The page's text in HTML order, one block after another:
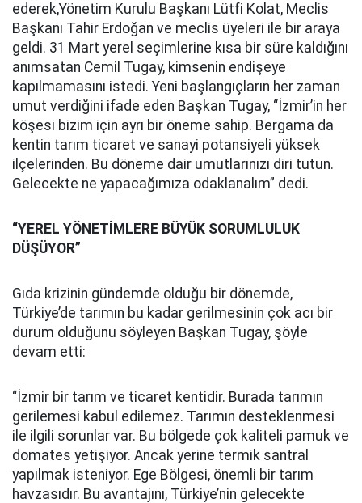
ederek,Yönetim Kurulu Başkanı Lütfi Kolat, Meclis
Başkanı Tahir Erdoğan ve meclis üyeleri ile bir araya
geldi. 31 Mart yerel seçimlerine kısa bir süre kaldığını
anımsatan Cemil Tugay, kimsenin endişeye
kapılmamasını istedi. Yeni başlangıçların her zaman
umut verdiğini ifade eden Başkan Tugay, “İzmir’in her
köşesi bizim için ayrı bir öneme sahip. Bergama da
kentin tarım ticaret ve sanayi potansiyeli yüksek
ilçelerinden. Bu döneme dair umutlarınızı diri tutun.
Gelecekte ne yapacağımıza odaklanalım” dedi.
“YEREL YÖNETİMLERE BÜYÜK SORUMLULUK
DÜŞÜYOR”
Gıda krizinin gündemde olduğu bir dönemde,
Türkiye’de tarımın bu kadar gerilmesinin çok acı bir
durum olduğunu söyleyen Başkan Tugay, şöyle
devam etti:
“İzmir bir tarım ve ticaret kentidir. Burada tarımın
gerilemesi kabul edilemez. Tarımın desteklenmesi
ile ilgili sorunlar var. Bu bölgede çok kaliteli pamuk ve
domates yetişiyor. Ancak yerine termik santral
yapılmak isteniyor. Ege Bölgesi, önemli bir tarım
havzasıdır. Bu avantajını, Türkiye’nin gelecekte